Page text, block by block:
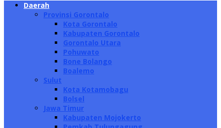
Daerah
Provinsi Gorontalo
Kota Gorontalo
Kabupaten Gorontalo
Gorontalo Utara
Pohuwato
Bone Bolango
Boalemo
Sulut
Kota Kotamobagu
Bolsel
Jawa Timur
Kabupaten Mojokerto